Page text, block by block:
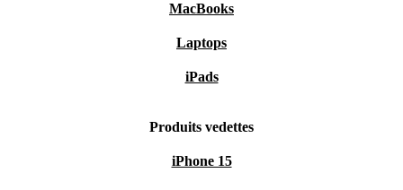
MacBooks
Laptops
iPads
Produits vedettes
iPhone 15